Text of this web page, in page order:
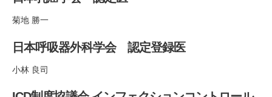
菊地 勝一
日本呼吸器外科学会 認定登録医
小林 良司